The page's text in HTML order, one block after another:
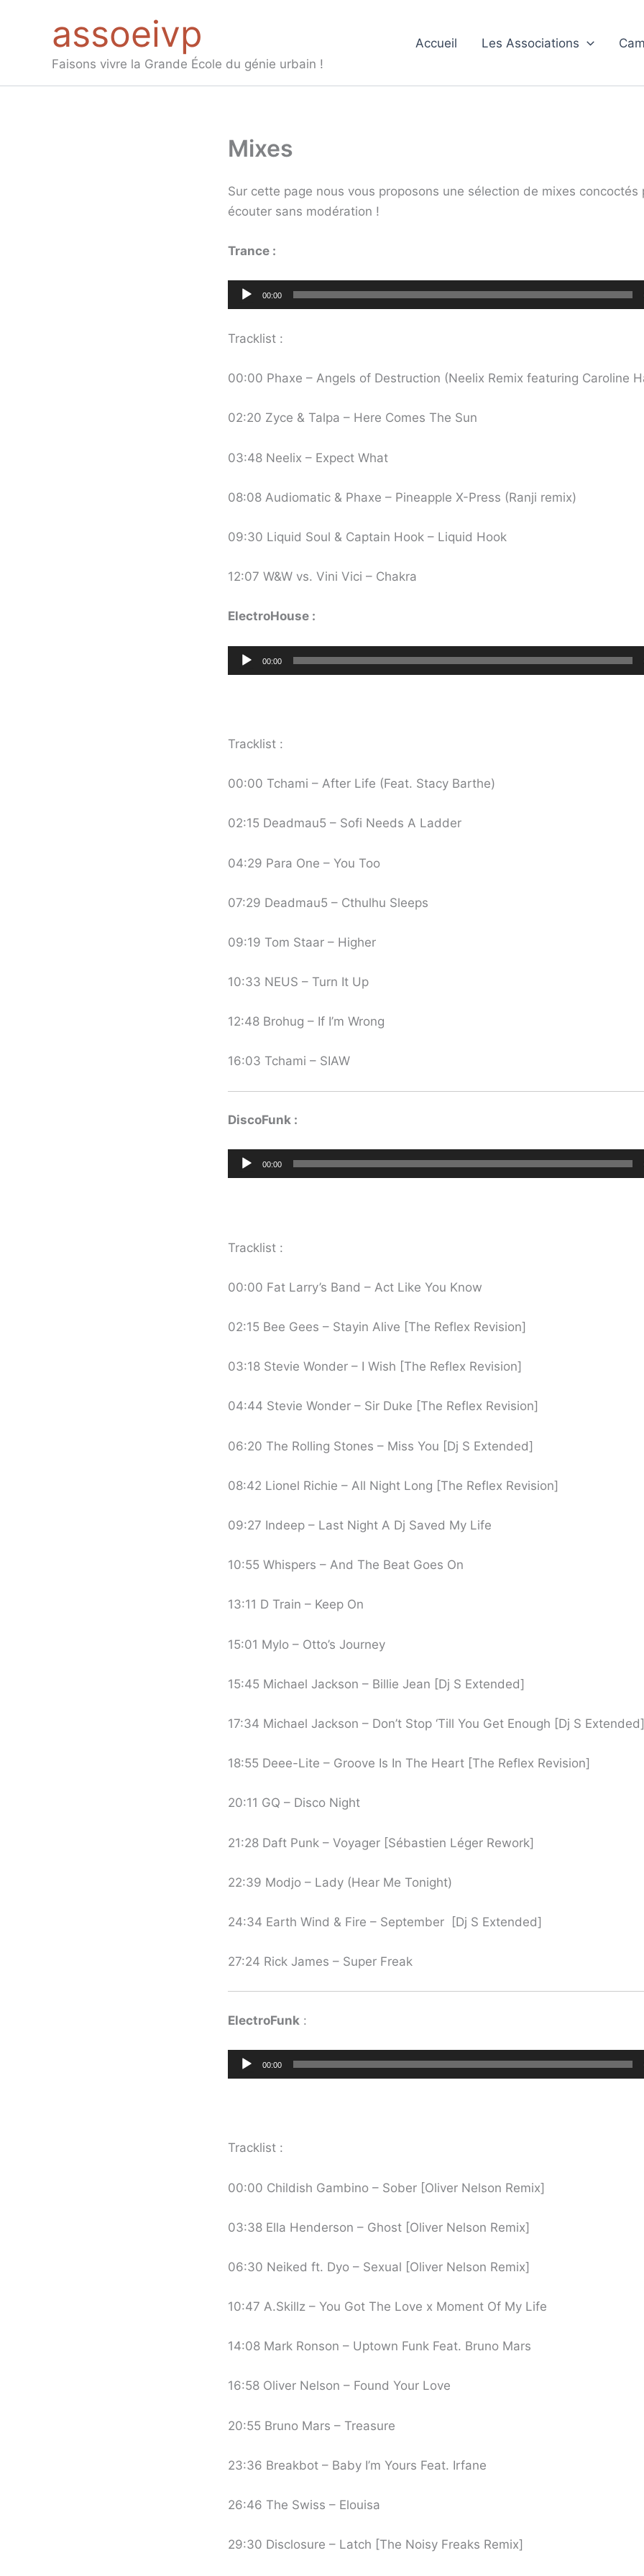
assoeivp
Faisons vivre la Grande École du génie urbain !
Accueil Les Associations
Mixes
Sur cette page nous vous proposons une sélection de mixes concoctés
écouter sans modération !
Trance :
Lecteur
audio
00:00
Tracklist :
00:00 Phaxe – Angels of Destruction (Neelix Remix featuring Caroline
02:20 Zyce & Talpa – Here Comes The Sun
03:48 Neelix – Expect What
08:08 Audiomatic & Phaxe – Pineapple X-Press (Ranji remix)
09:30 Liquid Soul & Captain Hook – Liquid Hook
12:07 W&W vs. Vini Vici – Chakra
ElectroHouse :
Lecteur
audio
00:00
Tracklist :
00:00 Tchami – After Life (Feat. Stacy Barthe)
02:15 Deadmau5 – Sofi Needs A Ladder
04:29 Para One – You Too
07:29 Deadmau5 – Cthulhu Sleeps
09:19 Tom Staar – Higher
10:33 NEUS – Turn It Up
12:48 Brohug – If I’m Wrong
16:03 Tchami – SIAW
DiscoFunk :
Lecteur
audio
00:00
Tracklist :
00:00 Fat Larry’s Band – Act Like You Know
02:15 Bee Gees – Stayin Alive [The Reflex Revision]
03:18 Stevie Wonder – I Wish [The Reflex Revision]
04:44 Stevie Wonder – Sir Duke [The Reflex Revision]
06:20 The Rolling Stones – Miss You [Dj S Extended]
08:42 Lionel Richie – All Night Long [The Reflex Revision]
09:27 Indeep – Last Night A Dj Saved My Life
10:55 Whispers – And The Beat Goes On
13:11 D Train – Keep On
15:01 Mylo – Otto’s Journey
15:45 Michael Jackson – Billie Jean [Dj S Extended]
17:34 Michael Jackson – Don’t Stop ‘Till You Get Enough [Dj S Extended]
18:55 Deee-Lite – Groove Is In The Heart [The Reflex Revision]
20:11 GQ – Disco Night
21:28 Daft Punk – Voyager [Sébastien Léger Rework]
22:39 Modjo – Lady (Hear Me Tonight)
24:34 Earth Wind & Fire – September [Dj S Extended]
27:24 Rick James – Super Freak
ElectroFunk :
Lecteur
audio
00:00
Tracklist :
00:00 Childish Gambino – Sober [Oliver Nelson Remix]
03:38 Ella Henderson – Ghost [Oliver Nelson Remix]
06:30 Neiked ft. Dyo – Sexual [Oliver Nelson Remix]
10:47 A.Skillz – You Got The Love x Moment Of My Life
14:08 Mark Ronson – Uptown Funk Feat. Bruno Mars
16:58 Oliver Nelson – Found Your Love
20:55 Bruno Mars – Treasure
23:36 Breakbot – Baby I’m Yours Feat. Irfane
26:46 The Swiss – Elouisa
29:30 Disclosure – Latch [The Noisy Freaks Remix]